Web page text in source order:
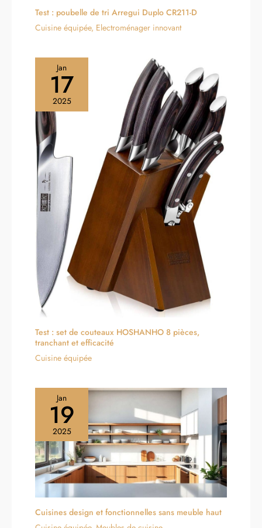
Test : poubelle de tri Arregui Duplo CR211-D
Cuisine équipée, Electroménager innovant
Jan
17
2025
Test : set de couteaux HOSHANHO 8 pièces,
tranchant et efficacité
Cuisine équipée
Jan
19
2025
Cuisines design et fonctionnelles sans meuble haut